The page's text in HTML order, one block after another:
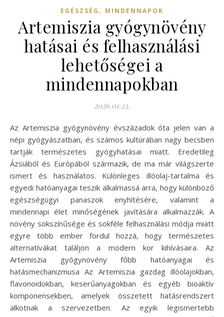
EGÉSZSÉG , MINDENNAPOK
Artemiszia gyógynövény
hatásai és felhasználási
lehetőségei a
mindennapokban
2026.01.23.
Az Artemiszia gyógynövény évszázadok óta jelen van a
népi gyógyászatban, és számos kultúrában nagy becsben
tartják természetes gyógyhatásai miatt. Eredetileg
Ázsiából és Európából származik, de ma már világszerte
ismert és használatos. Különleges illóolaj-tartalma és
egyedi hatóanyagai teszik alkalmassá arra, hogy különböző
egészségügyi panaszok enyhítésére, valamint a
mindennapi élet minőségének javítására alkalmazzák. A
növény sokszínűsége és sokféle felhasználási módja miatt
egyre több ember fordul hozzá, hogy természetes
alternatívákat találjon a modern kor kihívásaira. Az
Artemiszia gyógynövény főbb hatóanyagai és
hatásmechanizmusa Az Artemiszia gazdag illóolajokban,
flavonoidokban, keserűanyagokban és egyéb bioaktív
komponensekben, amelyek összetett hatásrendszert
alkotnak a szervezetben. Az egyik legismertebb